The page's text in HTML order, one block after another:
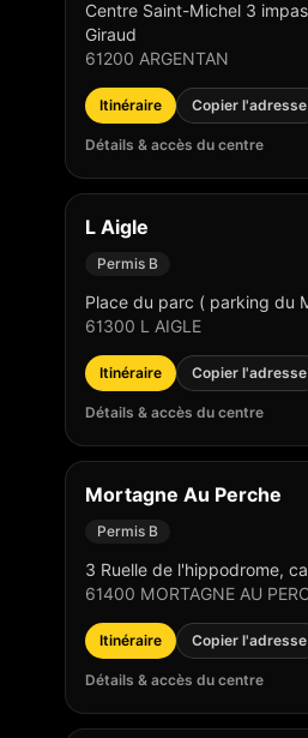
Centre Saint-Michel 3
Giraud
61200 ARGENTAN
Itinéraire Copier l'adresse
Détails & accès du centre
L Aigle
Permis B
Place du parc ( parking du
61300 L AIGLE
Itinéraire Copier l'adresse
Détails & accès du centre
Mortagne Au Perche
Permis B
3 Ruelle de l'hippodrome,
61400 MORTAGNE AU
Itinéraire Copier l'adresse
Détails & accès du centre